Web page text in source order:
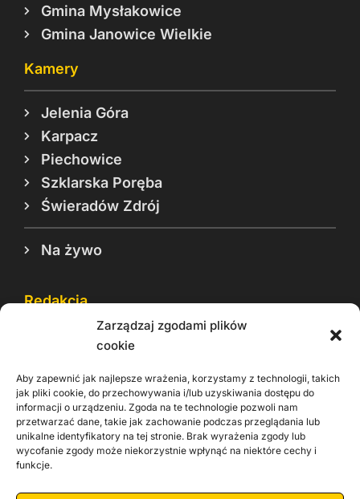
Zarządzaj zgodami plików
cookie
Aby zapewnić jak najlepsze wrażenia, korzystamy z technologii, takich
jak pliki cookie, do przechowywania i/lub uzyskiwania dostępu do
informacji o urządzeniu. Zgoda na te technologie pozwoli nam
przetwarzać dane, takie jak zachowanie podczas przeglądania lub
unikalne identyfikatory na tej stronie. Brak wyrażenia zgody lub
wycofanie zgody może niekorzystnie wpłynąć na niektóre cechy i
funkcje.
Gmina Mysłakowice
Gmina Janowice Wielkie
Kamery
Jelenia Góra
Karpacz
Piechowice
Szklarska Poręba
Świeradów Zdrój
Na żywo
Redakcja
Reklama
Rodo
Kontakt
Informacje dla